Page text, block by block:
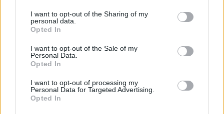
not limited to your visit or usage behaviour. You may click to
grant or deny consent to Google and its third-party tags to
use your data for below specified purposes in below Google
consent section.
I want to opt-out of the Sharing of my
personal data.
Opted In
I want to opt-out of the Sale of my
Personal Data.
Opted In
I want to opt-out of processing my
Personal Data for Targeted Advertising.
Opted In
szokásosan alacsony fizetésekhez. Emellett a
kocsmárosok azt mondják: a Covid-járvány
megváltoztatott valamit az emberekben.
„Múltkor a vodkás üzletkötőm azt mondta, hogy